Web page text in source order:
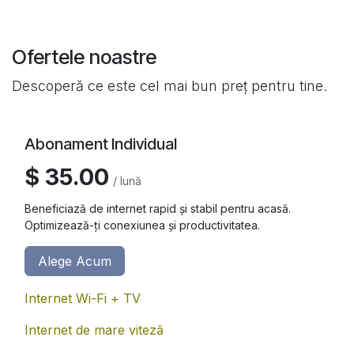
Ofertele noastre
Descoperă ce este cel mai bun preț pentru tine.
Abonament Individual
$ 35.00 / lună
Beneficiază de internet rapid și stabil pentru acasă.
Optimizează-ți conexiunea și productivitatea.
Alege Acum
Internet Wi-Fi + TV
Internet de mare viteză